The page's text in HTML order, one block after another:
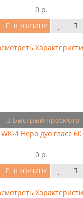
0 р.
В КОРЗИНУ
Быстрый просмотр
4 Hepo дуо гласс
0 р.
В КОРЗИНУ